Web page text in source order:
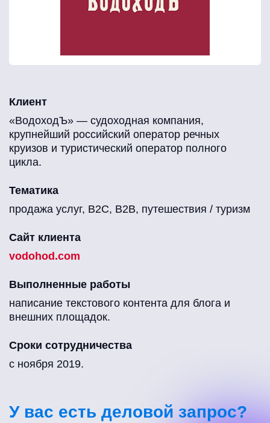
Клиент
«ВодоходЪ» — судоходная компания,
крупнейший российский оператор речных
круизов и туристический оператор полного
цикла.
Тематика
продажа услуг, B2C, B2B, путешествия / туризм
Сайт клиента
vodohod.com
Выполненные работы
написание текстового контента для блога и
внешних площадок.
Сроки сотрудничества
с ноября 2019.
У вас есть деловой запрос?